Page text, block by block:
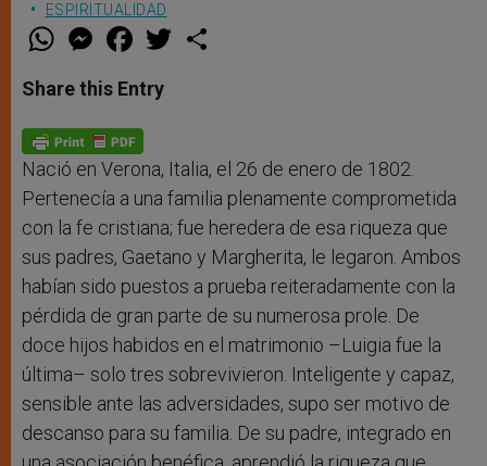
ESPIRITUALIDAD
W
t
s
p
p
M
e
s
e
g
e
r
F
a
e
b
o
k
w
Share this Entry
Nació en Verona, Italia, el 26 de enero de 1802.
Pertenecía a una familia plenamente comprometida
con la fe cristiana; fue heredera de esa riqueza que
sus padres, Gaetano y Margherita, le legaron. Ambos
habían sido puestos a prueba reiteradamente con la
pérdida de gran parte de su numerosa prole. De
doce hijos habidos en el matrimonio –Luigia fue la
última– solo tres sobrevivieron. Inteligente y capaz,
sensible ante las adversidades, supo ser motivo de
descanso para su familia. De su padre, integrado en